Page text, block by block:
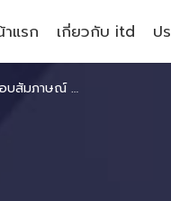
าแรก เกี่ยวกับ itd ป
งนักทรัพยากรบุคคล